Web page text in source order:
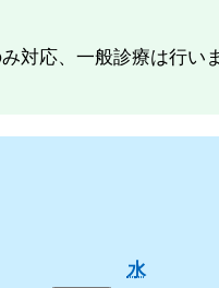
対応、一般診療は行い
水水